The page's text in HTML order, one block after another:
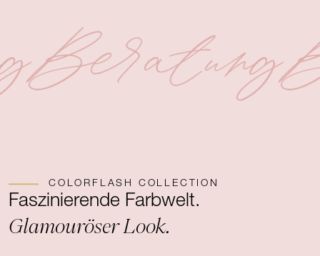
Beratung
COLORFLASH COLLECTION
Faszinierende Farbwelt.
Glamouröser Look.